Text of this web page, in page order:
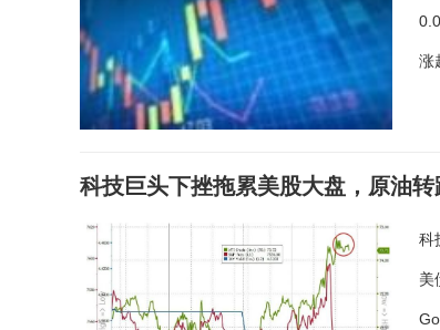
涨
科技巨头下挫拖累美股大盘，原油
科
美